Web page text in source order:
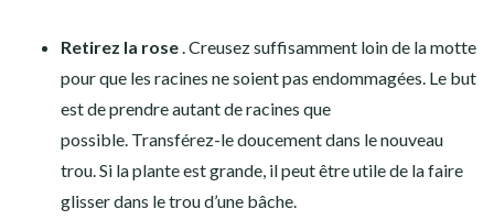
Retirez la rose. Creusez suffisamment loin de la motte
pour que les racines ne soient pas endommagées. Le but
est de prendre autant de racines que
possible. Transférez-le doucement dans le nouveau
trou. Si la plante est grande, il peut être utile de la faire
glisser dans le trou d’une bâche.